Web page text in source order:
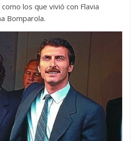
los que vivió con Flavia
Bomparola.